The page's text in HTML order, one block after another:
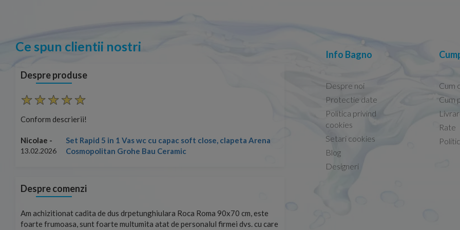
Ce spun clientii nostri
Despre produse
Conform descrierii!
Nicolae -
13.02.2026
Set Rapid 5 in 1 Vas wc cu capac soft close, clapeta Arena
Cosmopolitan Grohe Bau Ceramic
Conform descrierii!
13.02.2026
Despre comenzi
Am achizitionat cadita de dus drpetunghiulara Roca Roma 90x70 cm, este
foarte frumoasa, sunt foarte multumita atat de personalul firmei dvs. cu care
Info Bagno
Despre noi
Protectie date
Politica privind
cookies
Setari cookies
Blog
Designeri
Cum
Cum
Rate